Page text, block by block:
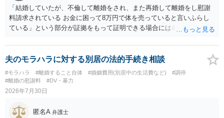
「結婚していたが、不倫して離婚をされ、また再婚して離婚をし慰謝
料請求されている お金に困って8万円で体を売っていると言いふらし
ている」という部分が証拠をもって証明できる場合には名誉権侵害や
ょう。 既に弁護士にご依頼されているとのことですので，依頼中の弁
護士と打ち合わせの末どのように対応するかを決められると良いでし
夫のモラハラに対する別居の法的手続き相談
#モラハラ #離婚すること自体 #婚姻費用(別居中の生活費など)
#調停
#離婚の慰謝料
#DV・暴力
2026年7月30日
匿名A 弁護士